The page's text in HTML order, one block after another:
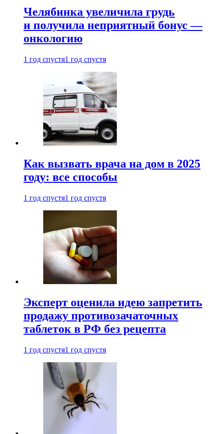
Челябинка увеличила грудь
и получила неприятный бонус —
онкологию
1 год спустя1 год спустя
Как вызвать врача на дом в 2025
году: все способы
1 год спустя1 год спустя
Эксперт оценила идею запретить
продажу противозачаточных
таблеток в РФ без рецепта
1 год спустя1 год спустя